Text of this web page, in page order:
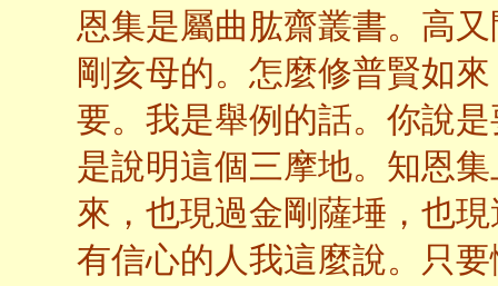
恩集是屬曲肱齋叢書。高
剛亥母的。怎麼修普賢如
要。我是舉例的話。你說
是說明這個三摩地。知恩
來，也現過金剛薩埵，也
有信心的人我這麼說。只